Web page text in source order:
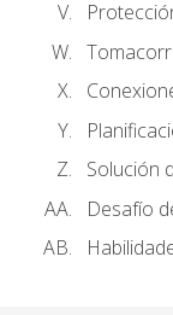
Solución
Desafío